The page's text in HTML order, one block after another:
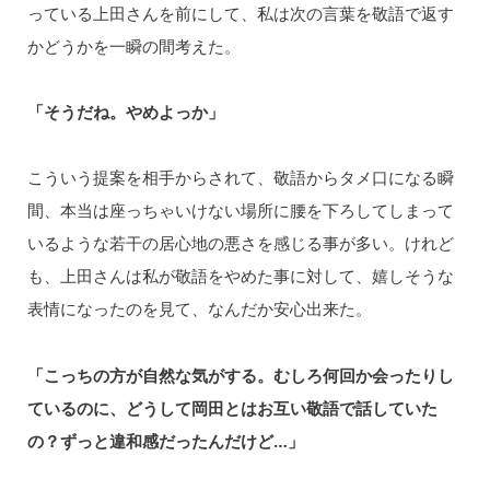
っている上田さんを前にして、私は次の言葉を敬語で返す
かどうかを一瞬の間考えた。
「そうだね。やめよっか」
こういう提案を相手からされて、敬語からタメ口になる瞬
間、本当は座っちゃいけない場所に腰を下ろしてしまって
いるような若干の居心地の悪さを感じる事が多い。けれど
も、上田さんは私が敬語をやめた事に対して、嬉しそうな
表情になったのを見て、なんだか安心出来た。
「こっちの方が自然な気がする。むしろ何回か会ったりし
ているのに、どうして岡田とはお互い敬語で話していた
の？ずっと違和感だったんだけど…」